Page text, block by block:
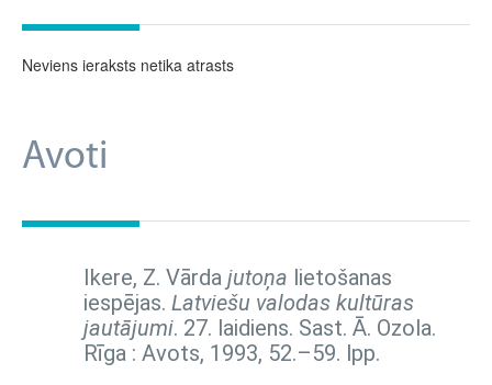
Neviens ieraksts netika atrasts
Avoti
Ikere, Z. Vārda jutoņa lietošanas
iespējas. Latviešu valodas kultūras
jautājumi. 27. laidiens. Sast. Ā. Ozola.
Rīga : Avots, 1993, 52.–59. lpp.